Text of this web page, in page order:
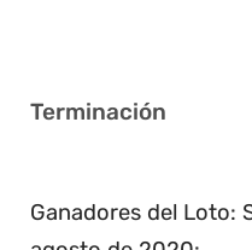
Terminación
Ganadores del Loto: